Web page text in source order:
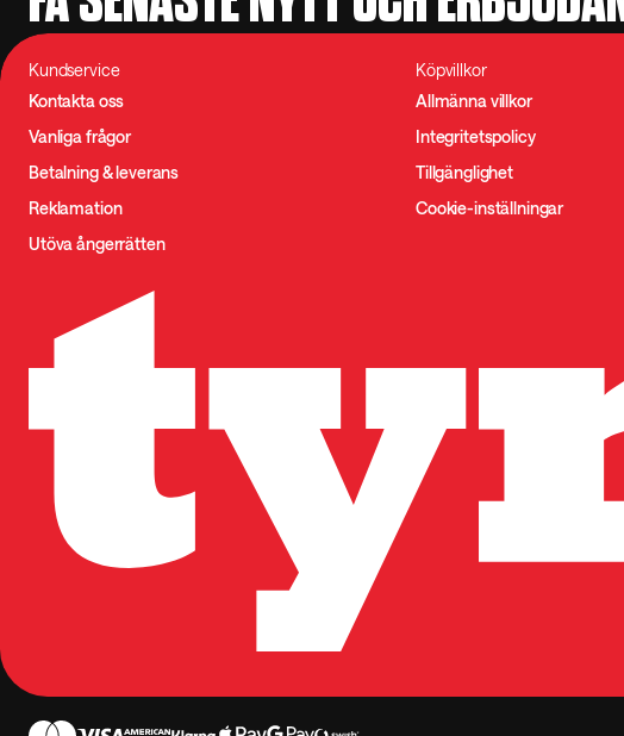
Kundservice
Kontakta oss
Vanliga frågor
Betalning & leverans
Reklamation
Utöva ångerrätten
Köpvillkor
Allmänna villkor
Integritetspolicy
Tillgänglighet
Cookie-inställningar